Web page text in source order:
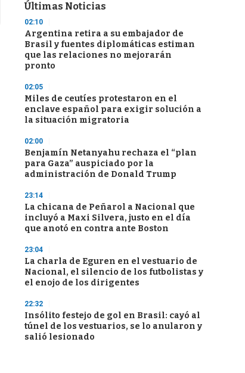
Últimas Noticias
02:10
Argentina retira a su embajador de
Brasil y fuentes diplomáticas estiman
que las relaciones no mejorarán
pronto
02:05
Miles de ceutíes protestaron en el
enclave español para exigir solución a
la situación migratoria
02:00
Benjamín Netanyahu rechaza el “plan
para Gaza” auspiciado por la
administración de Donald Trump
23:14
La chicana de Peñarol a Nacional que
incluyó a Maxi Silvera, justo en el día
que anotó en contra ante Boston
23:04
La charla de Eguren en el vestuario de
Nacional, el silencio de los futbolistas y
el enojo de los dirigentes
22:32
Insólito festejo de gol en Brasil: cayó al
túnel de los vestuarios, se lo anularon y
salió lesionado